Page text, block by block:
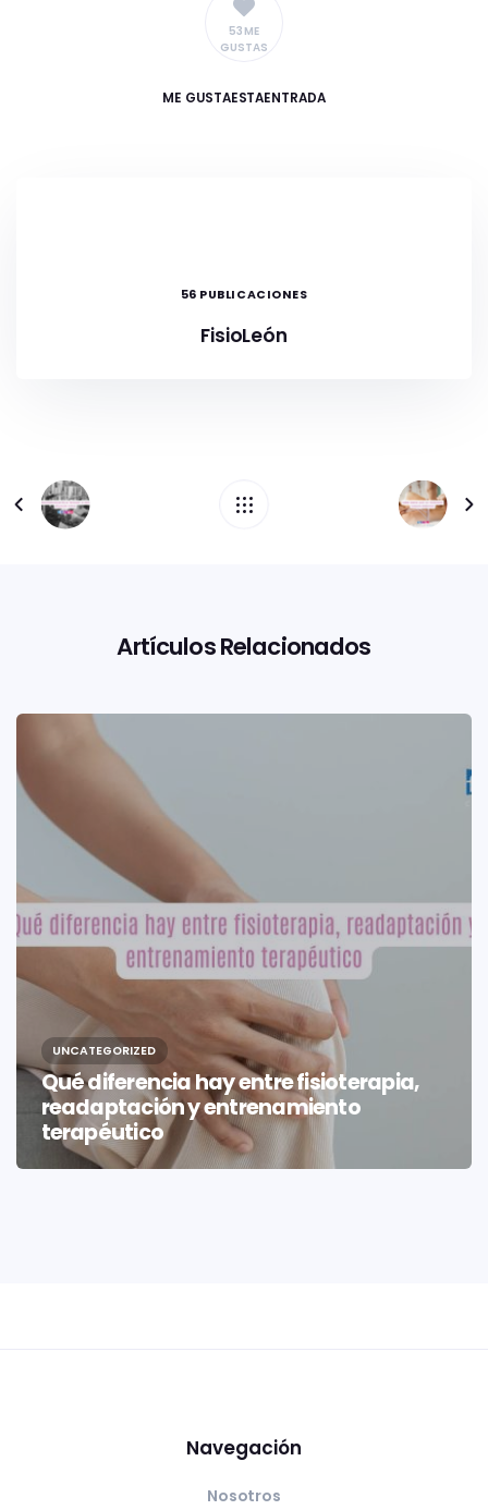
53 ME
GUSTAS
ME GUSTAESTAENTRADA
56 PUBLICACIONES
FisioLeón
Artículos Relacionados
UNCATEGORIZED
Qué diferencia hay entre fisioterapia,
readaptación y entrenamiento
terapéutico
Navegación
Nosotros